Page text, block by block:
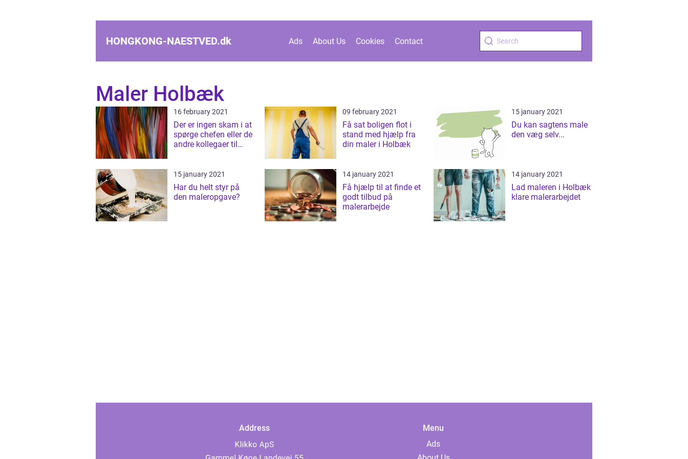
HONGKONG-NAESTVED.dk Ads About Us Cookies Contact
Maler Holbæk
16 february 2021
Der er ingen skam i at
spørge chefen eller de
andre kollegaer til
09 february 2021
Få sat boligen flot i
stand med hjælp fra
din maler i Holbæk
15 january 2021
Du kan sagtens male
den væg selv...
15 january 2021
Har du helt styr på
den maleropgave?
14 january 2021
Få hjælp til at finde et
godt tilbud på
malerarbejde
14 january 2021
Lad maleren i Holbæk
klare malerarbejdet
Address
Menu
Ads